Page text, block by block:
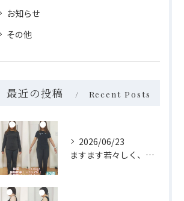
お知らせ
その他
最近の投稿 Recent Posts
2026/06/23
ますます若々しく、自分らしく✨